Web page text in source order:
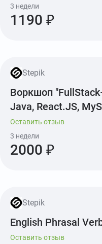
3 недели
1190 ₽
Stepik
Воркшоп
Java, React.JS,
Оставить отзыв
3 недели
2000 ₽
Stepik
English Phrasal
Оставить отзыв